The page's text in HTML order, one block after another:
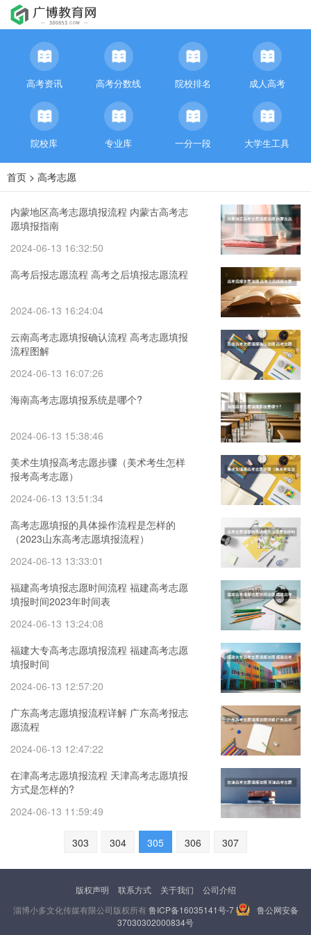
高考资讯 高考分数线 院校排名 成人高考
院校库 专业库 一分一段 大学生工具
首页 > 高考志愿
内蒙地区高考志愿填报流程 内蒙古高考志
愿填报指南
2024-06-13 16:32:50
高考后报志愿流程 高考之后填报志愿流程
2024-06-13 16:24:04
云南高考志愿填报确认流程 高考志愿填报
流程图解
2024-06-13 16:07:26
海南高考志愿填报系统是哪个?
2024-06-13 15:38:46
美术生填报高考志愿步骤（美术考生怎样
报考高考志愿）
2024-06-13 13:51:34
高考志愿填报的具体操作流程是怎样的
（2023山东高考志愿填报流程）
2024-06-13 13:33:01
福建高考填报志愿时间流程 福建高考志愿
填报时间2023年时间表
2024-06-13 13:24:08
福建大专高考志愿填报流程 福建高考志愿
填报时间
2024-06-13 12:57:20
广东高考志愿填报流程详解 广东高考报志
愿流程
2024-06-13 12:47:22
在津高考志愿填报流程 天津高考志愿填报
方式是怎样的?
2024-06-13 11:59:49
303 304 305 306 307
版权声明 联系方式 关于我们
公司介绍
淄博小多文化传媒有限公司版权所有鲁ICP备16035141号-7
鲁公网安备
37030302000834号